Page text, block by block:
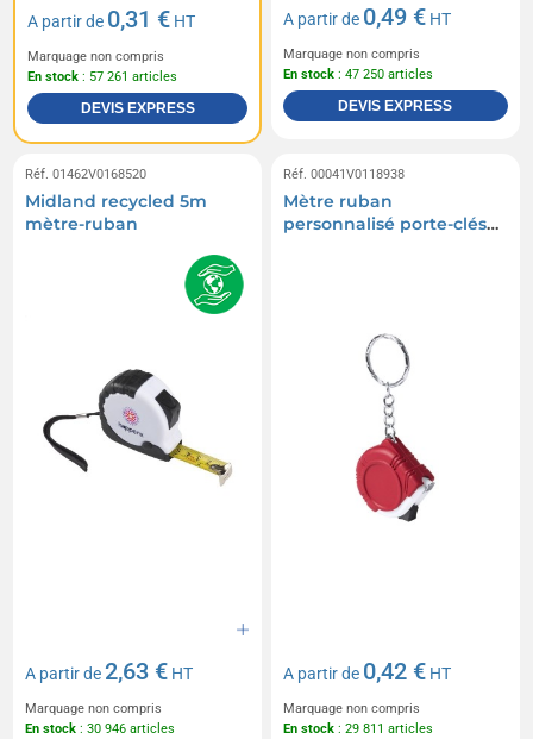
A partir de 0,31 € HT
Marquage non compris
En stock : 57 261 articles
DEVIS EXPRESS
A partir de 0,49 € HT
Marquage non compris
En stock : 47 250 articles
DEVIS EXPRESS
Réf. 01462V0168520
Midland recycled 5m
mètre-ruban
A partir de2,63 € HT
Marquage non compris
En stock : 30 946 articles
Réf. 00041V0118938
Mètre ruban
personnalisé porte-clés
A partir de 0,42 € HT
Marquage non compris
En stock : 29 811 articles